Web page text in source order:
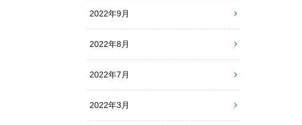
2022年9月
2022年8月
2022年7月
2022年3月